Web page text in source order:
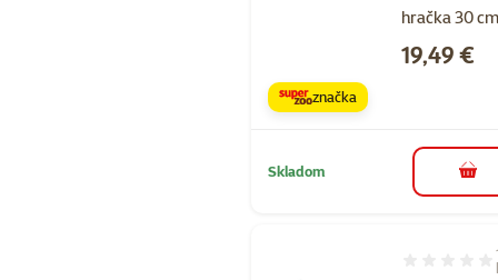
hračka 30
Cena
19,49 €
značka
Skladom do
Hodnotenie